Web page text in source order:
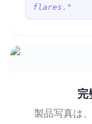
flares."
完
製品写真は